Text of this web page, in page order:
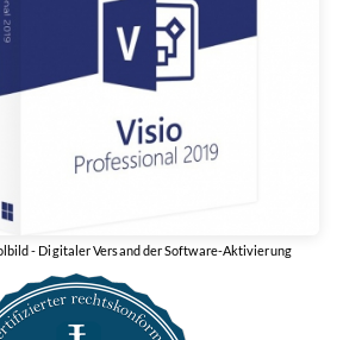
- Digitaler Versand der Software-Aktivierung